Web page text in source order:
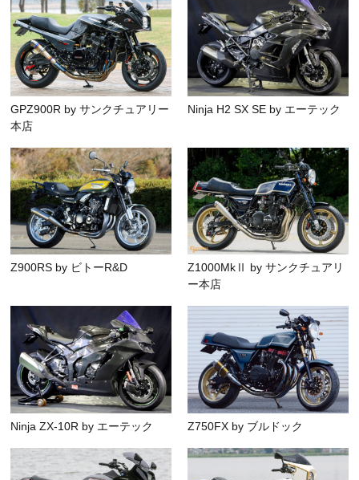
GPZ900R by サンクチュアリー
本店
Ninja H2 SX SE by エーテック
Z900RS by ビトーR&D
Z1000MkⅡ by サンクチュアリ
ー本店
Ninja ZX-10R by エーテック Z750FX by ブルドック